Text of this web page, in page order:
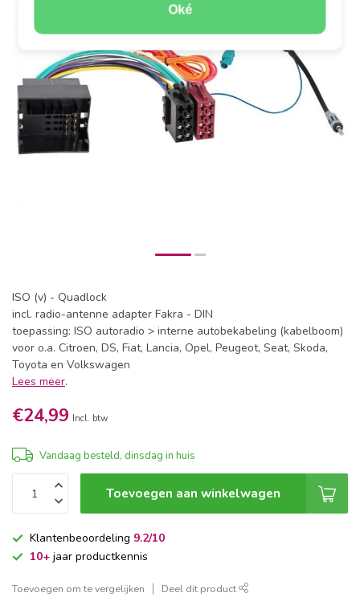
Oké
ISO (v) - Quadlock
incl. radio-antenne adapter Fakra - DIN
toepassing: ISO autoradio > interne autobekabeling (kabelboom)
voor o.a. Citroen, DS, Fiat, Lancia, Opel, Peugeot, Seat, Skoda,
Toyota en Volkswagen
Lees meer.
€24,99 Incl. btw
Vandaag besteld, dinsdag in huis
Toevoegen aan winkelwagen
Klantenbeoordeling 9.2/10
10+ jaar productkennis
Toevoegen om te vergelijken Deel dit product